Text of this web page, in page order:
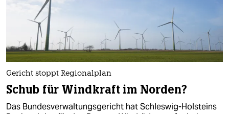
Gericht stoppt Regionalplan
Schub für Windkraft im Norden?
Das Bundesverwaltungsgericht hat Schleswig-Holsteins